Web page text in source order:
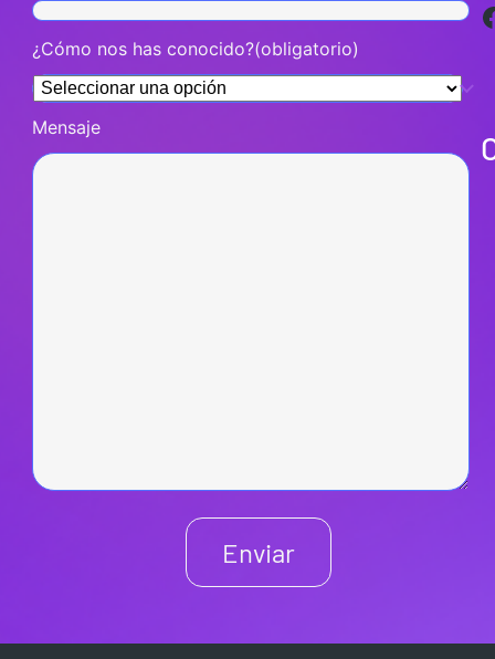
¿Cómo nos has conocido?(obligatorio)
Mensaje
Enviar
Facebook